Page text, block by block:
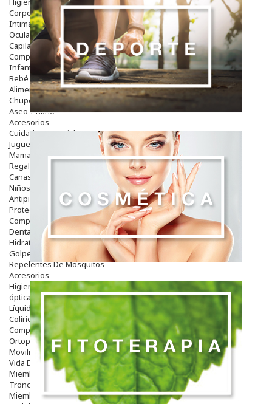
Corporal
Intima
Ocular
Capilar
Complementos
Infantil
Bebé
Alimentación Y Complementos
Chupetes Y Mordedores
Aseo Y Baño
Accesorios
Cuidados Especiales
Juguetes
Mama
Regalos
Canastilla
Niños
Antipiojos
Protección Solar
Complementos Alimentarios
Dentales
Hidratantes
Golpes Y Hematomas
Repelentes De Mosquitos
Accesorios
Higiene
óptica
Líquidos Lentillas
Colirios
Complementos Alimentarios.
Ortopedia - Accesorios
Movilidad
Vida Diaria
Miembro Superior
Tronco
Miembro Inferior